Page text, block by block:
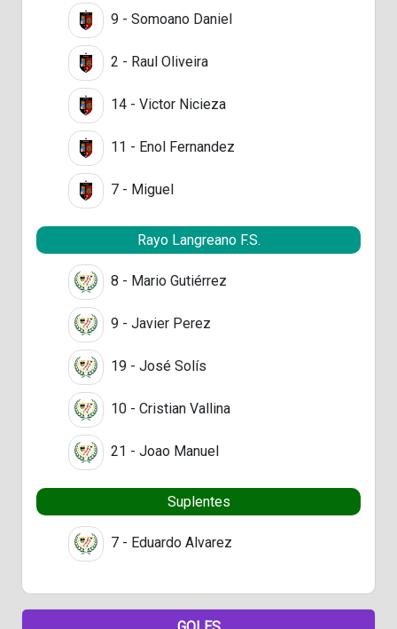
9 - Somoano Daniel
2 - Raul Oliveira
14 - Victor Nicieza
11 - Enol Fernandez
7 - Miguel
Rayo Langreano F.S.
8 - Mario Gutiérrez
9 - Javier Perez
19 - José Solís
10 - Cristian Vallina
21 - Joao Manuel
Suplentes
7 - Eduardo Alvarez